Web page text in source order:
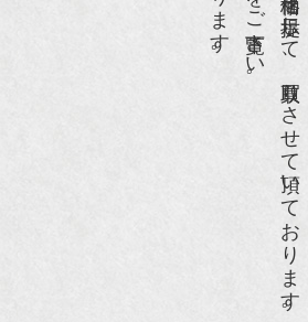
『ORANGE travel』2006年
国際交流サービス協会に2017